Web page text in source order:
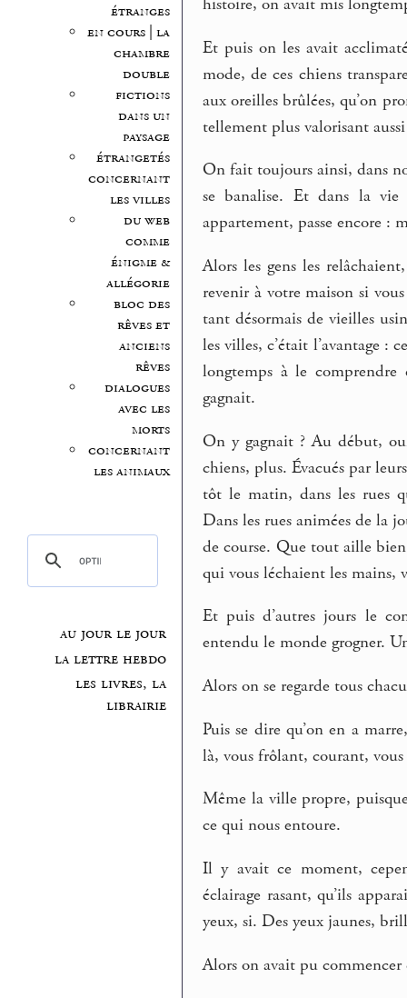
étranges
en cours | la
chambre
double
fictions
dans un
paysage
étrangetés
concernant
les villes
du web
comme
énigme &
allégorie
bloc des
rêves et
anciens
rêves
dialogues
avec les
morts
concernant
les animaux
au jour le jour
la lettre hebdo
les livres, la
librairie
histoire, on avait mis
Et puis on les avait
mode, de ces chiens
aux oreilles brûlées, qu’on
tellement plus valorisant
On fait toujours ainsi, dans
se banalise. Et dans la
appartement, passe encore :
Alors les gens les
revenir à votre maison si
tant désormais de vieilles
les villes, c’était l’avantage :
longtemps à le comprendre
gagnait.
On y gagnait ? Au début,
chiens, plus. Évacués par
tôt le matin, dans les rues
Dans les rues animées de la
de course. Que tout aille
qui vous léchaient les mains,
Et puis d’autres jours le
entendu le monde grogner.
Alors on se regarde tous
Puis se dire qu’on en a
là, vous frôlant, courant,
Même la ville propre,
ce qui nous entoure.
Il y avait ce moment,
éclairage rasant, qu’ils
yeux, si. Des yeux jaunes,
Alors on avait pu commencer